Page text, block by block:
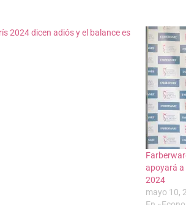
2024 dicen adiós y el balance es
apoyará a
2024
mayo 10,